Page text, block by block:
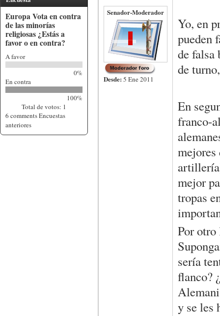
Europa Vota en contra
de las minorías
religiosas ¿Estás a
favor o en contra?
A favor
0%
En contra
100%
Total de votos: 1
6 commentsEncuestas
anteriores
Senador-Moderador
Desde: 5 Ene 2011
Yo, en
pueden
de falsa
de
En
franco-
mejores
mejor
tropas
Por otro
sería
flanco?
y se les